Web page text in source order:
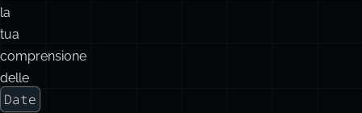
la
tua
comprensione
delle
Date